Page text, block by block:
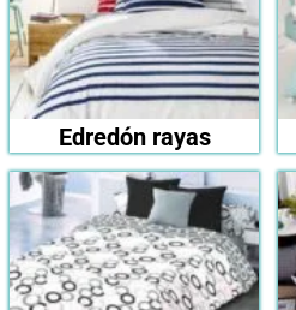
Edredón rayas